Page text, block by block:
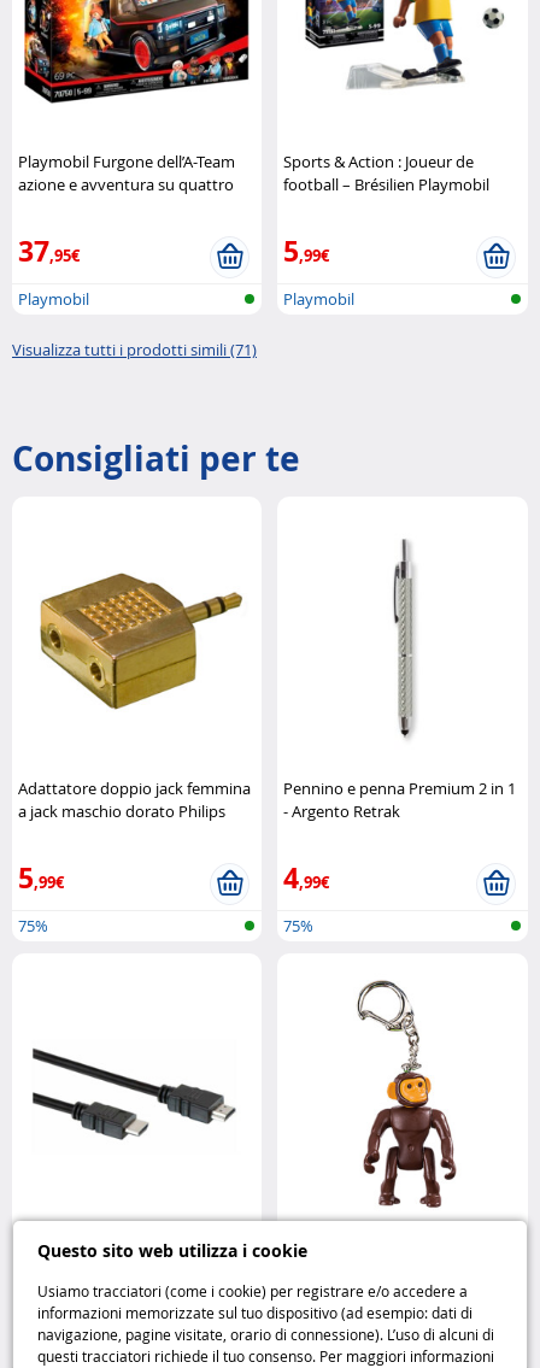
Questo sito web utilizza i cookie
Usiamo tracciatori (come i cookie) per registrare e/o accedere a
informazioni memorizzate sul tuo dispositivo (ad esempio: dati di
navigazione, pagine visitate, orario di connessione). L’uso di alcuni di
questi tracciatori richiede il tuo consenso. Per maggiori informazioni
Playmobil Furgone dell’A-Team
azione e avventura su quattro
37,95€
Playmobil
Sports & Action : Joueur de
football – Brésilien Playmobil
5,99€
Playmobil
Visualizza tutti i prodotti simili (71)
Consigliati per te
Adattatore doppio jack femmina
a jack maschio dorato Philips
5,99€
75%
Pennino e penna Premium 2 in 1
- Argento Retrak
4,99€
75%
Cavo HDMI Philips - 75 cm Philips
,95€
Portachiavi Playmobil scimmia
3,99€